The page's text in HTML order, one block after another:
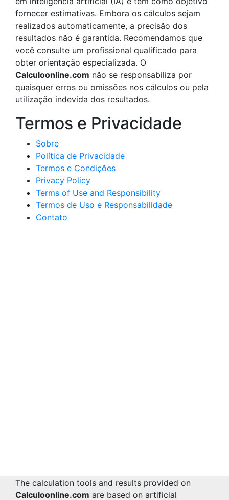
fornecer estimativas. Embora os cálculos sejam
realizados automaticamente, a precisão dos
resultados não é garantida. Recomendamos que
você consulte um profissional qualificado para
obter orientação especializada. O
Calculoonline.com não se responsabiliza por
quaisquer erros ou omissões nos cálculos ou pela
utilização indevida dos resultados.
Termos e Privacidade
Sobre
Política de Privacidade
Termos e Condições
Privacy Policy
Terms of Use and Responsibility
Termos de Uso e Responsabilidade
Contato
The calculation tools and results provided on
Calculoonline.com are based on artificial